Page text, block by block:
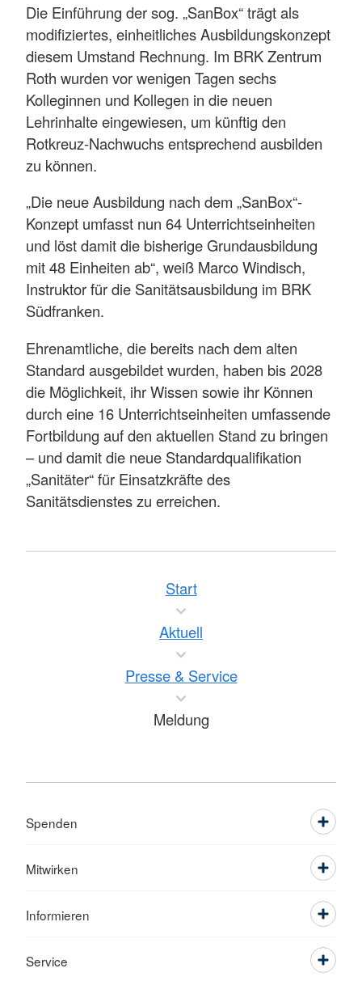
Die Einführung der sog. „SanBox“ trägt als
modifiziertes, einheitliches Ausbildungskonzept
diesem Umstand Rechnung. Im BRK Zentrum
Roth wurden vor wenigen Tagen sechs
Kolleginnen und Kollegen in die neuen
Lehrinhalte eingewiesen, um künftig den
Rotkreuz-Nachwuchs entsprechend ausbilden
zu können.
„Die neue Ausbildung nach dem „SanBox“-
Konzept umfasst nun 64 Unterrichtseinheiten
und löst damit die bisherige Grundausbildung
mit 48 Einheiten ab“, weiß Marco Windisch,
Instruktor für die Sanitätsausbildung im BRK
Südfranken.
Ehrenamtliche, die bereits nach dem alten
Standard ausgebildet wurden, haben bis 2028
die Möglichkeit, ihr Wissen sowie ihr Können
durch eine 16 Unterrichtseinheiten umfassende
Fortbildung auf den aktuellen Stand zu bringen
– und damit die neue Standardqualifikation
„Sanitäter“ für Einsatzkräfte des
Sanitätsdienstes zu erreichen.
Start
Aktuell
Presse & Service
Meldung
Spenden
Mitwirken
Informieren
Service